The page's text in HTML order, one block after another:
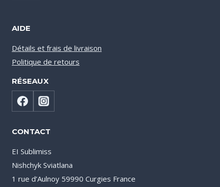
AIDE
Détails et frais de livraison
Politique de retours
RÉSEAUX
CONTACT
EI Sublimiss
Nishchyk Sviatlana
1 rue d’Aulnoy 59990 Curgies France